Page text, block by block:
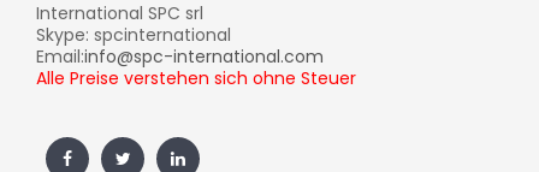
International SPC srl
Skype: spcinternational
Email:info@spc-international.com
Alle Preise verstehen sich ohne Steuer